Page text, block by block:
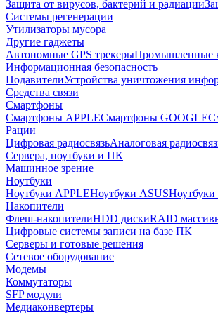
Защита от вирусов, бактерий и радиации
Системы регенерации
Утилизаторы мусора
Другие гаджеты
Автономные GPS трекерыПромышленные
Информационная безопасность
ПодавителиУстройства уничтожения
Средства связи
Смартфоны
Смартфоны APPLEСмартфоны GOOGLE
Рации
Цифровая радиосвязьАналоговая
Сервера, ноутбуки и ПК
Машинное зрение
Ноутбуки
Ноутбуки APPLEНоутбуки ASUS
Накопители
Флеш-накопителиHDD дискиRAID
Цифровые системы записи на базе ПК
Серверы и готовые решения
Сетевое оборудование
Модемы
Коммутаторы
SFP модули
Медиаконвертеры